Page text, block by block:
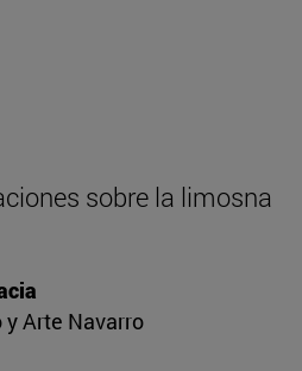
sobre la limosna
Arte Navarro